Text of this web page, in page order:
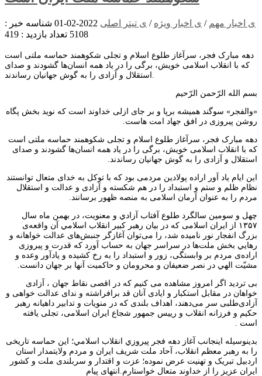
ی اخبار مهم / ی اخبار ویژه / ی تیتر اصلی 2022-02-01
شناسه خبر :
5108 تعداد بازدید : 419
دهه مبارک فجر،‌ سرآغاز طلوع اسلام و‌ تجلی شکوهمند حماسه ملتی است
که با انقلاب اسلامی خویش، برگی را در یاد همه انسان‌ها گشودند و صدای
بسم الله الرّحمن الرّحیم
«والفجر» سوگند همیشه برپا و بر جای ازلی خداوند است که نوید بخش پگاه
روشن پیروزی در افق جهاد امت هاست.
دهه مبارک فجر،‌ سرآغاز طلوع اسلام و‌ تجلی شکوهمند حماسه ملتی است
که با انقلاب اسلامی خویش، برگی را در یاد همه انسان‌ها گشودند و صدای
استقلال و آزادی را به گوش جهانیان رساندند.
این ایام یاد آور اراده پولادین مردمی بود که با توکل به خدای متعال توانستند
نظام ظلم و ستم و استبداد را در هم شکسته و آزادی و عدالت و استقلال
مردم را به عنوان آرمان اسلامی به منصه ظهور برسانند.
چهل و سومین سالگرد طلوع آفتاب آزادي و معنویت، در بهمن ماه سال
۱۳۵۷ از ایران اسلامی كه در بيان رهبر كبير انقلاب اسلامي آن واقعه‌ی
بزرگ انفجار نور ناميده شد، را می‌توان آغازگر جنبش‌های عدالت خواهانه و
رهايي بخش ملت‌ها در سراسر جهان به حساب آورد كه قدرت و پيروزی
اراده‌ی مردم بر وابستگی، زور و استبداد را به رخ كشيده و يادآور وعده و
مشيّت الهي در نصر ضعيفان و محرومان و حاكميت آنها بر جهان دانست.
بی تردید اگر امروز مشاهده می کنیم که در اقصی نقاط جهان ، آزادی
خواهان در مقابل استکبار و ایادی آنان قد برافراشته و ندای عدالت خواهی و
آزادی‌طلبی سر می‌دهند، اهداف بلندی که در منویات و تدابیر داهیانه رهبر
حکیم و فرزانه انقلاب و رییس جمهور شجاع ایران اسلامی، تجلی یافته
است .
بدینوسیله اینجانب آغاز دهه فجر پيروزي انقلاب اسلامي؛ این حماسه تاریخی
را به رهبر معظم انقلاب، آحاد ملت شريف ايران و مردم ولایتمدار استان
اردبیل تبریک و تهنیت عرض نموده؛ عزت و اقتدار و سربلندی ملت و كشور
ایران عزیز را از خداوند متعال خواستارم.انتهای پیام